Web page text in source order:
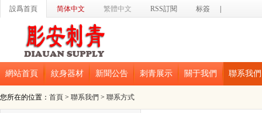
設爲首頁 简体中文 繁體中文 RSS訂閱 标簽
網站首頁 紋身器材 新聞公告 刺青展示 關于我們 聯系我們
您所在的位置： 首頁 > 聯系我們 > 聯系方式